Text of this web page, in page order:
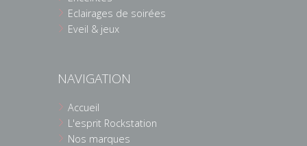
Eclairages de soirées
Eveil & jeux
NAVIGATION
Accueil
L'esprit Rockstation
Nos marques